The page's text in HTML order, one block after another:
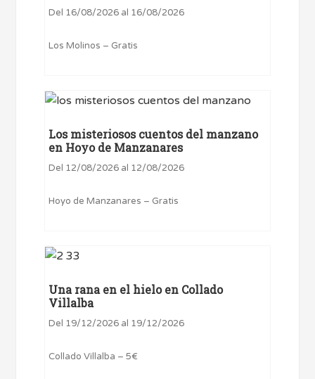
Del 16/08/2026 al 16/08/2026
Los Molinos – Gratis
Los misteriosos cuentos del manzano
en Hoyo de Manzanares
Del 12/08/2026 al 12/08/2026
Hoyo de Manzanares – Gratis
Una rana en el hielo en Collado
Villalba
Del 19/12/2026 al 19/12/2026
Collado Villalba – 5€